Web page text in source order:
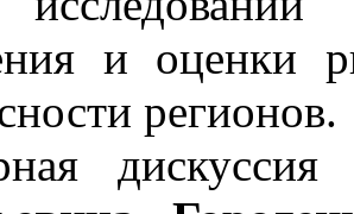
и оценки
регионов.